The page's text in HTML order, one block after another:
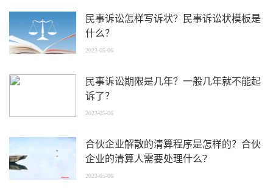
民事诉讼怎样写诉状？民事诉讼状模板是
什么？
2023-05-06
民事诉讼期限是几年？一般几年就不能起
诉了？
2023-05-06
合伙企业解散的清算程序是怎样的？合伙
企业的清算人需要处理什么？
2023-05-06